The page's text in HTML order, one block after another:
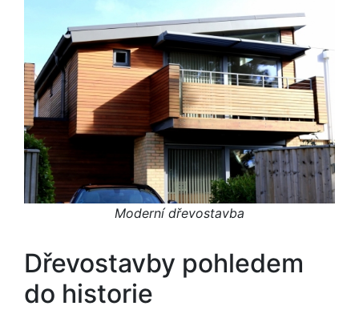
Moderní dřevostavba
Dřevostavby pohledem
do historie